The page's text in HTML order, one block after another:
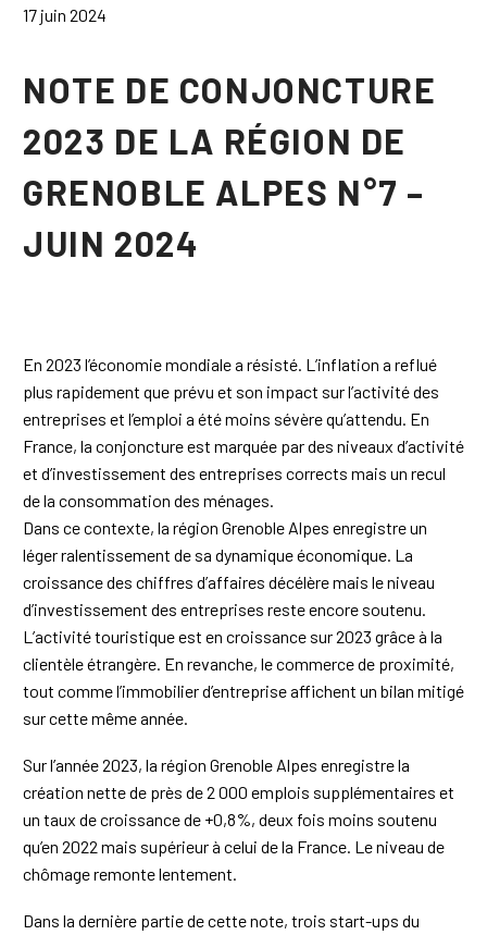
17 juin 2024
NOTE DE CONJONCTURE
2023 DE LA RÉGION DE
GRENOBLE ALPES N°7 –
JUIN 2024
En 2023 l’économie mondiale a résisté. L’inflation a reflué
plus rapidement que prévu et son impact sur l’activité des
entreprises et l’emploi a été moins sévère qu’attendu. En
France, la conjoncture est marquée par des niveaux d’activité
et d’investissement des entreprises corrects mais un recul
de la consommation des ménages.
Dans ce contexte, la région Grenoble Alpes enregistre un
léger ralentissement de sa dynamique économique. La
croissance des chiffres d’affaires décélère mais le niveau
d’investissement des entreprises reste encore soutenu.
L’activité touristique est en croissance sur 2023 grâce à la
clientèle étrangère. En revanche, le commerce de proximité,
tout comme l’immobilier d’entreprise affichent un bilan mitigé
sur cette même année.
Sur l’année 2023, la région Grenoble Alpes enregistre la
création nette de près de 2 000 emplois supplémentaires et
un taux de croissance de +0,8%, deux fois moins soutenu
qu’en 2022 mais supérieur à celui de la France. Le niveau de
chômage remonte lentement.
Dans la dernière partie de cette note, trois start-ups du